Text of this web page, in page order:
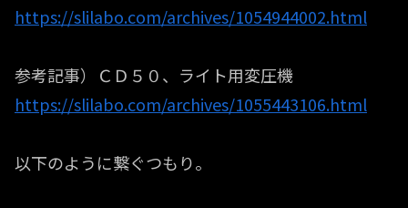
https://slilabo.com/archives/1054944002.html
参考記事）ＣＤ５０、ライト用変圧機
https://slilabo.com/archives/1055443106.html
以下のように繋ぐつもり。